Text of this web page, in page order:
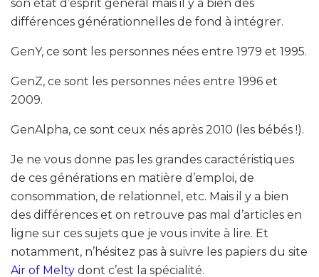
son état d’esprit général mais il y a bien des
différences générationnelles de fond à intégrer.
GenY, ce sont les personnes nées entre 1979 et 1995.
GenZ, ce sont les personnes nées entre 1996 et
2009.
GenAlpha, ce sont ceux nés après 2010 (les bébés !).
Je ne vous donne pas les grandes caractéristiques
de ces générations en matière d’emploi, de
consommation, de relationnel, etc. Mais il y a bien
des différences et on retrouve pas mal d’articles en
ligne sur ces sujets que je vous invite à lire. Et
notamment, n’hésitez pas à suivre les papiers du site
Air of Melty dont c’est la spécialité.